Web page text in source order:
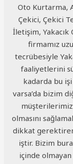
Oto Kurtarma,
Çekici, Çekici
İletişim,
firmamız
tecrübesiyle
faaliyetlerini
kadarda bu
varsa’da bizim
olmasını
dikkat
iştir. Bizim
içinde